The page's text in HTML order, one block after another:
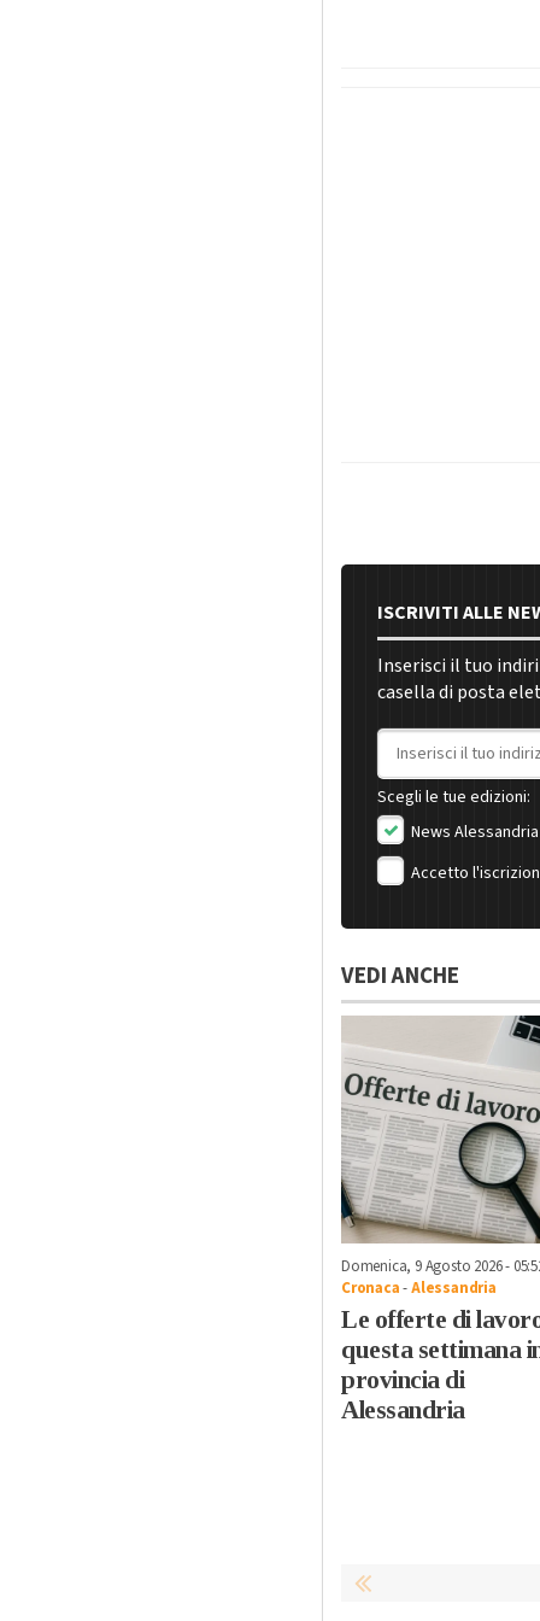
ISCRIVITI ALLE
Inserisci il tuo
casella di posta
Indirizzo email
Scegli le tue edizioni:
News Alessandria
Accetto
VEDI ANCHE
Domenica, 9 Agosto 2026 -
Cronaca-Alessandria
Le offerte di
questa settimana
provincia di
Alessandria